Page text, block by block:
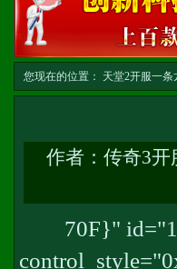
您现在的位置： 天堂2开服一条
作者： 传奇3
70F}"